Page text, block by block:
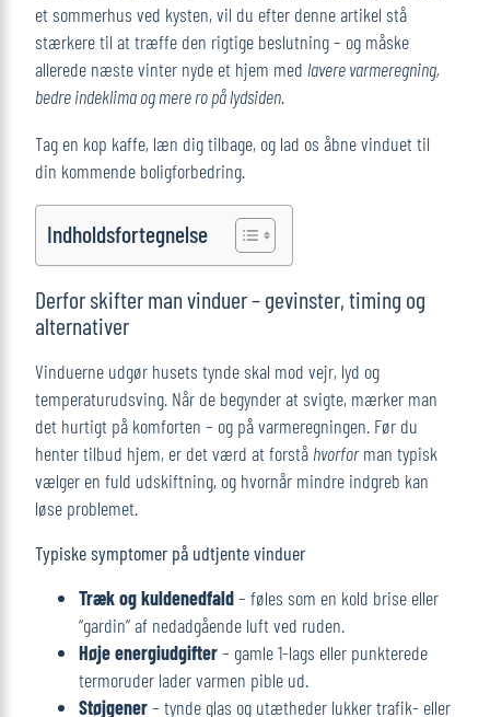
et sommerhus ved kysten, vil du efter denne artikel stå
stærkere til at træffe den rigtige beslutning – og måske
allerede næste vinter nyde et hjem med lavere varmeregning,
bedre indeklima og mere ro på lydsiden.
Tag en kop kaffe, læn dig tilbage, og lad os åbne vinduet til
din kommende boligforbedring.
Indholdsfortegnelse
Derfor skifter man vinduer – gevinster, timing og
alternativer
Vinduerne udgør husets tynde skal mod vejr, lyd og
temperaturudsving. Når de begynder at svigte, mærker man
det hurtigt på komforten – og på varmeregningen. Før du
henter tilbud hjem, er det værd at forstå hvorforman typisk
vælger en fuld udskiftning, og hvornår mindre indgreb kan
løse problemet.
Typiske symptomer på udtjente vinduer
Træk og kuldenedfald– føles som en kold brise eller
“gardin” af nedadgående luft ved ruden.
Høje energiudgifter– gamle 1-lags eller punkterede
termoruder lader varmen pible ud.
Støjgener– tynde glas og utætheder lukker trafik- eller